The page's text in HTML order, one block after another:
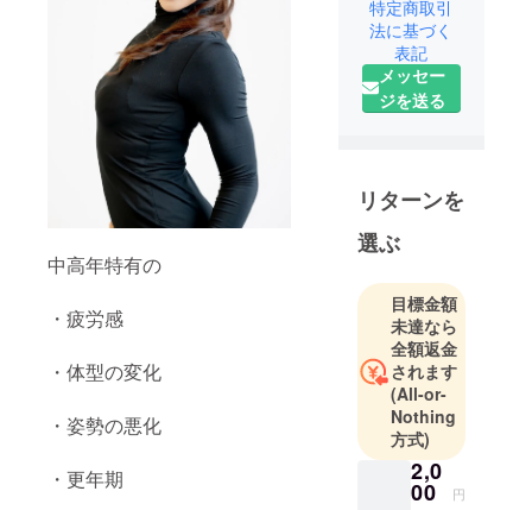
中高年特有の
・疲労感
・体型の変化
・姿勢の悪化
・更年期
特定商取引
法に基づく
表記
メッセー
ジを送る
リターンを
選ぶ
目標金額
未達なら
全額返金
されます
(All-or-
Nothing
方式)
2,0
00 円